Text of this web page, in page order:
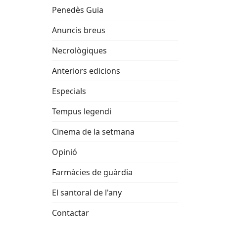
Penedès Guia
Anuncis breus
Necrològiques
Anteriors edicions
Especials
Tempus legendi
Cinema de la setmana
Opinió
Farmàcies de guàrdia
El santoral de l'any
Contactar